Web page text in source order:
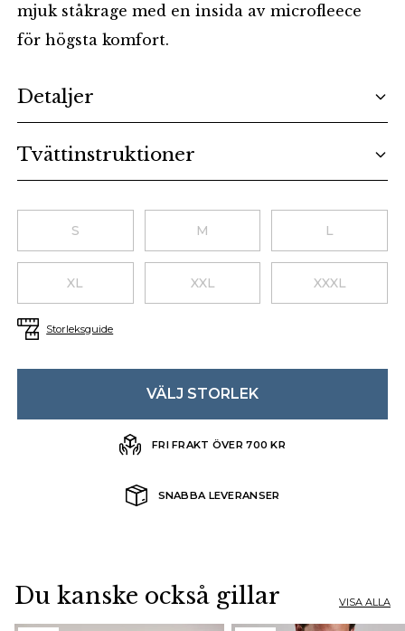
mjuk ståkrage med en insida av microfleece
för högsta komfort.
Detaljer
Tvättinstruktioner
S M L
XL XXL XXXL
Storleksguide
VÄLJ STORLEK
FRI FRAKT ÖVER 700 KR
SNABBA LEVERANSER
Du kanske också gillar VISA ALLA